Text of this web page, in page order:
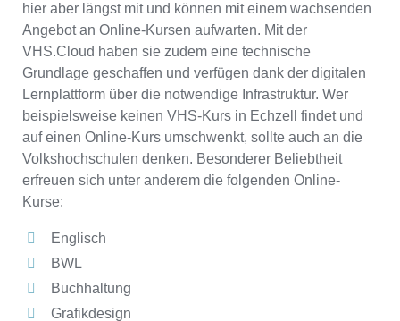
hier aber längst mit und können mit einem wachsenden
Angebot an Online-Kursen aufwarten. Mit der
VHS.Cloud haben sie zudem eine technische
Grundlage geschaffen und verfügen dank der digitalen
Lernplattform über die notwendige Infrastruktur. Wer
beispielsweise keinen VHS-Kurs in Echzell findet und
auf einen Online-Kurs umschwenkt, sollte auch an die
Volkshochschulen denken. Besonderer Beliebtheit
erfreuen sich unter anderem die folgenden Online-
Kurse:
Englisch
BWL
Buchhaltung
Grafikdesign